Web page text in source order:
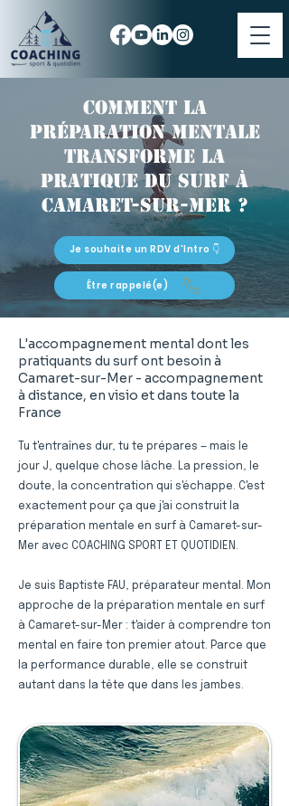
Comment la
préparation mentale
transforme la
pratique du surf à
Camaret-sur-Mer ?
Je souhaite un RDV d'Intro 👇
Être rappelé(e)
L'accompagnement mental dont les
pratiquants du surf ont besoin à
Camaret-sur-Mer - accompagnement
à distance, en visio et dans toute la
France
Tu t'entraînes dur, tu te prépares — mais le
jour J, quelque chose lâche. La pression, le
doute, la concentration qui s'échappe. C'est
exactement pour ça que j'ai construit la
préparation mentale en surf à Camaret-sur-
Mer avec COACHING SPORT ET QUOTIDIEN.
Je suis Baptiste FAU, préparateur mental. Mon
approche de la préparation mentale en surf
à Camaret-sur-Mer : t'aider à comprendre ton
mental en faire ton premier atout. Parce que
la performance durable, elle se construit
autant dans la tête que dans les jambes.